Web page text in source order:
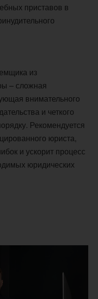
приставов в
из
– сложная
внимательного
и четкого
Рекомендуется
юриста,
и ускорит процесс
юридических